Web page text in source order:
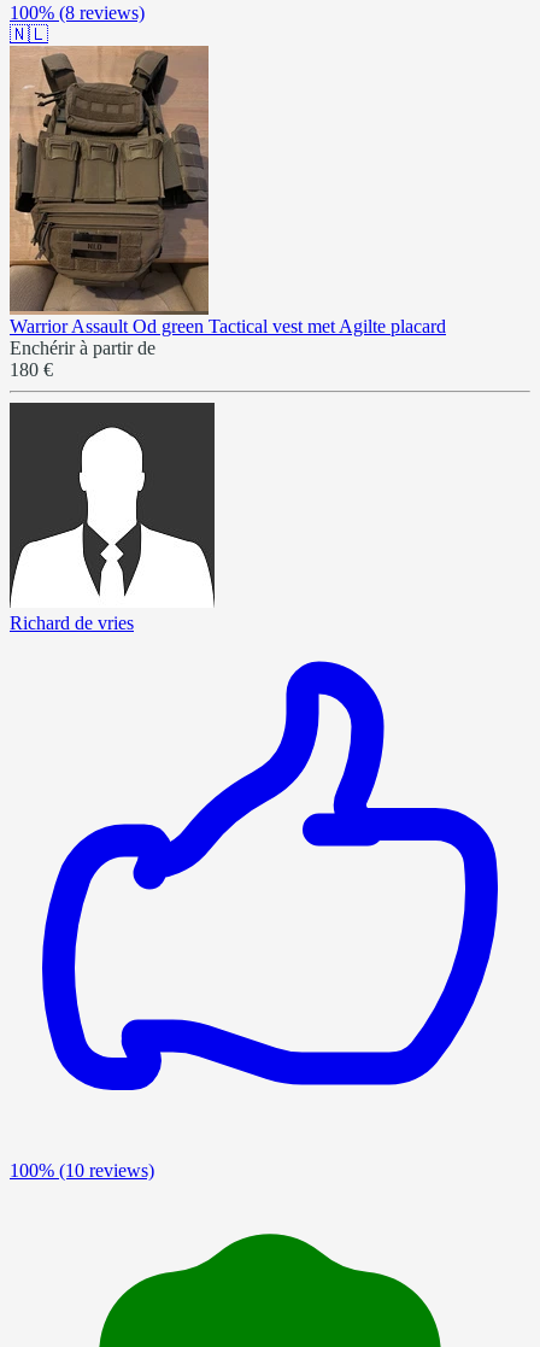
100% (8 reviews)
🇳🇱
Warrior Assault Od green Tactical vest met Agilte placard
Enchérir à partir de
180 €
Richard de vries
100% (10 reviews)